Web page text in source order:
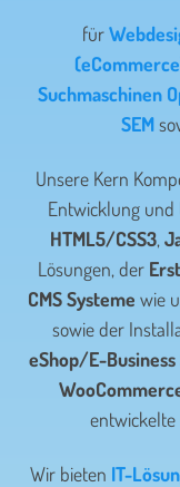
für
Suchmaschinen
SEM
Unsere Kern
Entwicklung und
HTML5/CSS3,
Lösungen, der
CMS Systeme wie
sowie der
eShop/E-
entwickelte
Wir bieten IT-